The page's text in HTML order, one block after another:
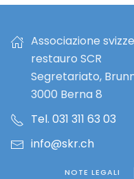
Associazione
restauro SCR
Segretariato,
3000 Berna 8
Tel. 031 311 63 03
info@skr.ch
NOTE LEGALI